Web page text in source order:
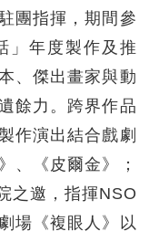
團指揮，期間參
」年度製作及推
、傑出畫家與動
餘力。跨界作品
作演出結合戲劇
、《皮爾金》；
之邀，指揮NSO
場《複眼人》以